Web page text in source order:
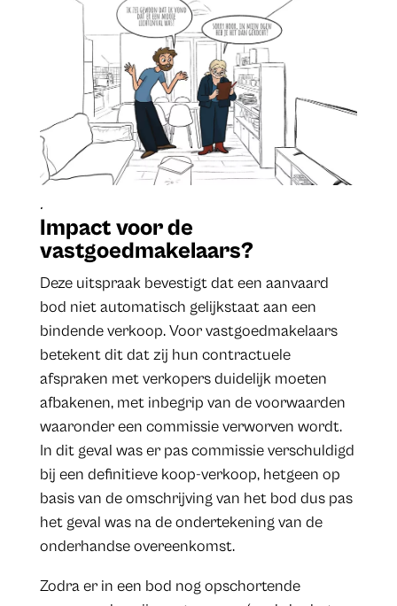
.
Impact voor de
vastgoedmakelaars?
Deze uitspraak bevestigt dat een aanvaard
bod niet automatisch gelijkstaat aan een
bindende verkoop. Voor vastgoedmakelaars
betekent dit dat zij hun contractuele
afspraken met verkopers duidelijk moeten
afbakenen, met inbegrip van de voorwaarden
waaronder een commissie verworven wordt.
In dit geval was er pas commissie verschuldigd
bij een definitieve koop-verkoop, hetgeen op
basis van de omschrijving van het bod dus pas
het geval was na de ondertekening van de
onderhandse overeenkomst.
Zodra er in een bod nog opschortende